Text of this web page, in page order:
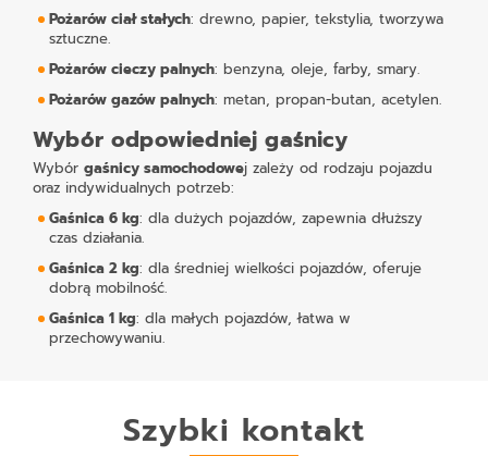
Pożarów ciał stałych: drewno, papier, tekstylia, tworzywa
sztuczne.
Pożarów cieczy palnych: benzyna, oleje, farby, smary.
Pożarów gazów palnych: metan, propan-butan, acetylen.
Wybór odpowiedniej gaśnicy
Wybór gaśnicy samochodowej zależy od rodzaju pojazdu
oraz indywidualnych potrzeb:
Gaśnica 6 kg: dla dużych pojazdów, zapewnia dłuższy
czas działania.
Gaśnica 2 kg: dla średniej wielkości pojazdów, oferuje
dobrą mobilność.
Gaśnica 1 kg: dla małych pojazdów, łatwa w
przechowywaniu.
Szybki kontakt